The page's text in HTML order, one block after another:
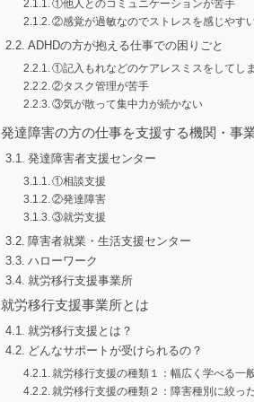
①他人とのコミュニケーションが苦手
②感覚が過敏なのでストレスを感じやす
ADHDの方が抱える仕事での困りごと
①記入もれなどのケアレスミスをしてし
②タスク管理が苦手
③気が散って集中力が続かない
発達障害の方の仕事を支援する機関・事
発達障害者支援センター
①相談支援
②発達障害
③就労支援
障害者就業・生活支援センター
ハローワーク
就労移行支援事業所
就労移行支援事業所とは
就労移行支援とは？
どんなサポートが受けられるの？
就労移行支援の種類１：幅広く学べる一
就労移行支援の種類２：障害種別に絞っ